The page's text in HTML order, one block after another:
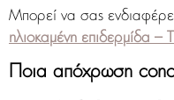
Μπορεί να σας
ηλιοκαμένη επιδερμίδα –
Ποια απόχρωση